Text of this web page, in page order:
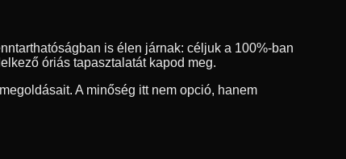
is élen járnak: céljuk a 100%-ban
óriás tapasztalatát kapod meg.
A minőség itt nem opció, hanem